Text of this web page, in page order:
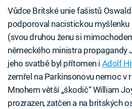
Vůdce Britské unie fašistů
podporoval nacistickou
(svou druhou ženu si
německého ministra propagandy
jeho svatbě byl přítomen i Adolf
zemřel na Parkinsonovu nemoc v
Mnohem větší „škodič“ William
prozrazen, zatčen a na britských